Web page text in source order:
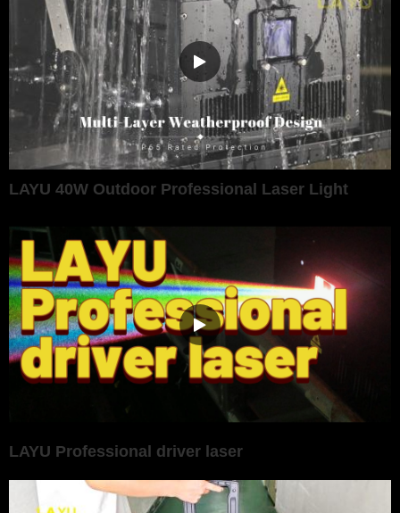
LAYU 40W Outdoor Professional Laser Light
LAYU Professional driver laser